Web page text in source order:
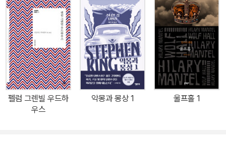
단편선이 현대문학 <세계문학 단편선> 열아홉 번째 권으로 출간되었
다. 서버는 『샬롯의 거미줄』을 쓴 E. B. 화이트, ‘교외의 체호프’라 불
린 소설가 존 치버 그리고 <애덤스 패밀리>의 만화가 찰스 애덤스와
함께 1920년대 후반부터 1950년대 초반까지 약 20년간 《뉴요커》
의 황금기를 이끌었던, 당대 가장 인기 있는 유머 작가이자 만화가였
다. 그는 전 세계에 파급되는 20세기 미국 대중문화에 강력한 영향을
미쳤으며, 1930~1940년대 잡지의 논조와 시각적 스타일을 정의했
고, 커트 보니것, 조지프 헬러, 존 업다이크, 프랜 레보위츠 등의 후배
펠럼 그렌빌 우드하
우스
악몽과 몽상 1 울프홀 1